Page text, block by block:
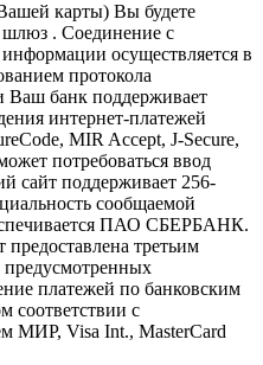
карты) Вы будете
. Соединение с
осуществляется в
протокола
Ваш банк поддерживает
интернет-платежей
MIR Accept, J-Secure,
потребоваться ввод
сайт поддерживает 256-
сообщаемой
ПАО СБЕРБАНК.
третьим
предусмотренных
платежей по банковским
соответствии с
МИР, Visa Int., MasterCard